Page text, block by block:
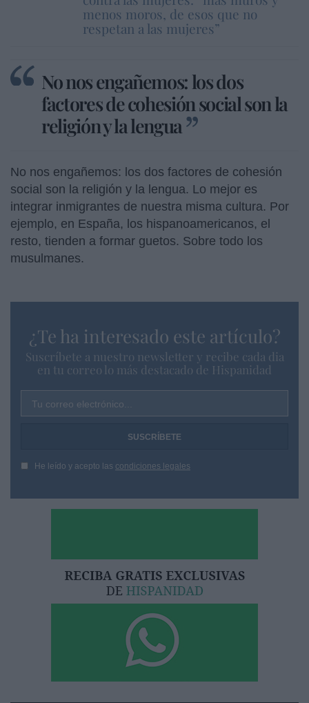
menos moros, de esos que no
respetan a las mujeres”
No nos engañemos: los dos
factores de cohesión social son la
religión y la lengua
No nos engañemos: los dos factores de cohesión
social son la religión y la lengua. Lo mejor es
integrar inmigrantes de nuestra misma cultura. Por
ejemplo, en España, los hispanoamericanos, el
resto, tienden a formar guetos. Sobre todo los
musulmanes.
¿Te ha interesado este artículo?
Suscríbete a nuestro newsletter y recibe cada dia
en tu correo lo más destacado de Hispanidad
Tu correo electrónico...
He leído y acepto las condiciones legales